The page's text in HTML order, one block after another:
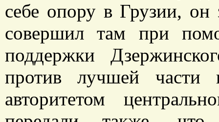
себе опору в Грузии,
совершил там при
поддержки
против лучшей части
авторитетом